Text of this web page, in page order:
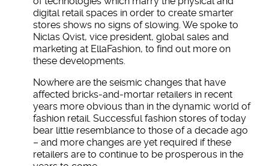
digital retail spaces in order to create smarter
stores shows no signs of slowing. We spoke to
Niclas Qvist, vice president, global sales and
marketing at EllaFashion, to find out more on
these developments.
Nowhere are the seismic changes that have
affected bricks-and-mortar retailers in recent
years more obvious than in the dynamic world of
fashion retail. Successful fashion stores of today
bear little resemblance to those of a decade ago
– and more changes are yet required if these
retailers are to continue to be prosperous in the